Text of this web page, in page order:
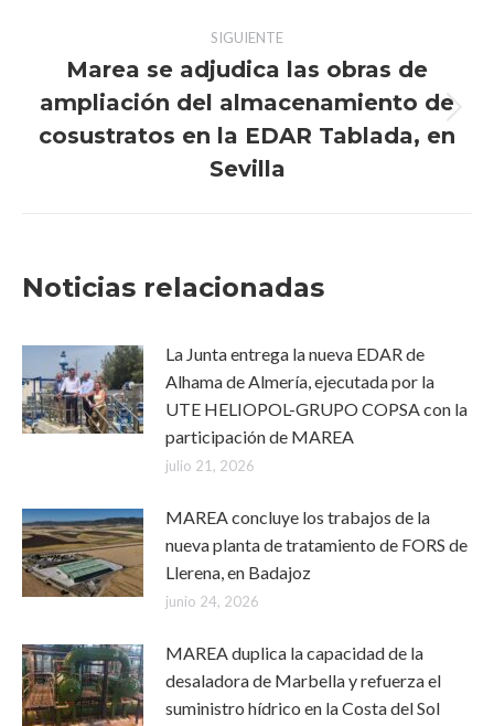
SIGUIENTE
siguiente:
Marea se adjudica las obras de
ampliación del almacenamiento de
cosustratos en la EDAR Tablada, en
Sevilla
Noticias relacionadas
La Junta entrega la nueva EDAR de
Alhama de Almería, ejecutada por la
UTE HELIOPOL-GRUPO COPSA con la
participación de MAREA
julio 21, 2026
MAREA concluye los trabajos de la
nueva planta de tratamiento de FORS de
Llerena, en Badajoz
junio 24, 2026
MAREA duplica la capacidad de la
desaladora de Marbella y refuerza el
suministro hídrico en la Costa del Sol